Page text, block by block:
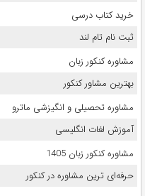
خرید کتاب درسی
ثبت نام تام لند
مشاوره کنکور زبان
بهترین مشاور کنکور
مشاوره تحصیلی و انگیزشی ماترو
آموزش لغات انگلیسی
مشاوره کنکور زبان 1405
حرفه‌ای ترین مشاوره در کنکور